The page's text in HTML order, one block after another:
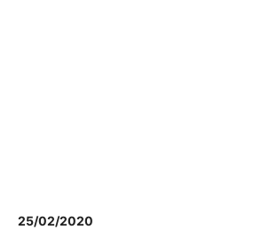
25/02/2020